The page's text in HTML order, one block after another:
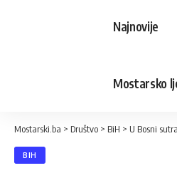
Najnovije
Mostarsko
Mostarski.ba > Društvo > BiH > U Bosni sutra
BIH